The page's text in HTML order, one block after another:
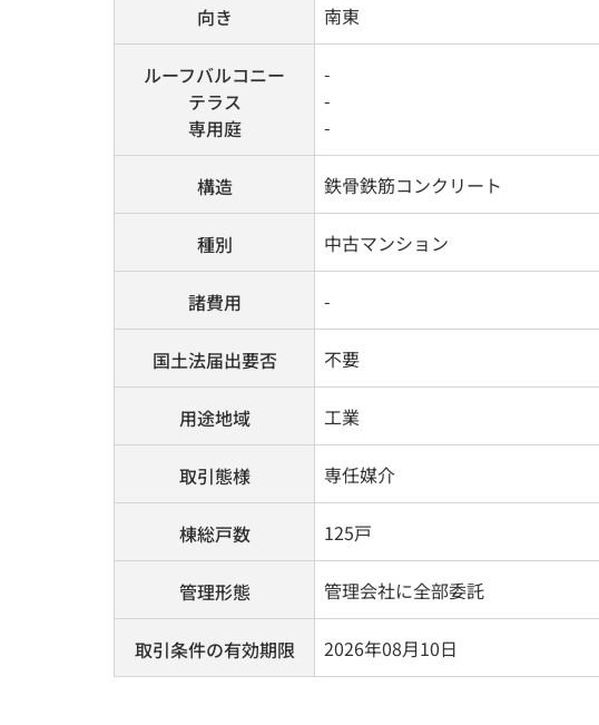
向き 南東
ルーフバルコニー
テラス
専用庭
-
-
-
構造 鉄骨鉄筋コンクリート
種別 中古マンション
諸費用 -
国土法届出要否 不要
用途地域 工業
取引態様 専任媒介
棟総戸数 125戸
管理形態 管理会社に全部委託
取引条件の有効期限 2026年08月10日